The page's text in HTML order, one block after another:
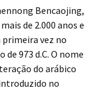
Bencaojing,
de 2.000 anos e
primeira vez no
973 d.C. O nome
do arábico
no